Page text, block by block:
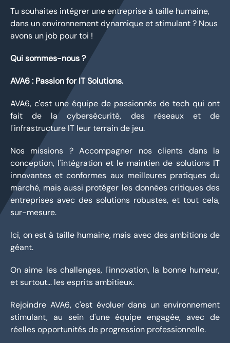
Tu souhaites intégrer une entreprise à taille humaine,
dans un environnement dynamique et stimulant ? Nous
avons un job pour toi !
Qui sommes-nous ?
AVA6 : Passion for IT Solutions.
AVA6, c'est une équipe de passionnés de tech qui ont
fait de la cybersécurité, des réseaux et de
l'infrastructure IT leur terrain de jeu.
Nos missions ? Accompagner nos clients dans la
conception, l'intégration et le maintien de solutions IT
innovantes et conformes aux meilleures pratiques du
marché, mais aussi protéger les données critiques des
entreprises avec des solutions robustes, et tout cela,
sur-mesure.
Ici, on est à taille humaine, mais avec des ambitions de
géant.
On aime les challenges, l'innovation, la bonne humeur,
et surtout... les esprits ambitieux.
Rejoindre AVA6, c'est évoluer dans un environnement
stimulant, au sein d'une équipe engagée, avec de
réelles opportunités de progression professionnelle.